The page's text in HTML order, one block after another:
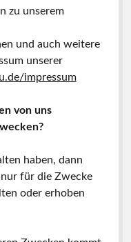
zu unserem
und auch weitere
unserer
impressum
von uns
haben, dann
für die Zwecke
oder erhoben